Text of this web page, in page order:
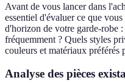
Avant de vous lancer dans
essentiel d'évaluer ce que
d'horizon de votre garde-robe
fréquemment ? Quels styles
couleurs et matériaux préférés
Analyse des pièces